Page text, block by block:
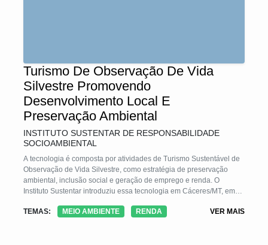
Turismo De Observação De Vida
Silvestre Promovendo
Desenvolvimento Local E
Preservação Ambiental
INSTITUTO SUSTENTAR DE RESPONSABILIDADE
SOCIOAMBIENTAL
A tecnologia é composta por atividades de Turismo Sustentável de
Observação de Vida Silvestre, como estratégia de preservação
ambiental, inclusão social e geração de emprego e renda. O
Instituto Sustentar introduziu essa tecnologia em Cáceres/MT, em
desenvolvimento do município e áreas do entorno, c/ a capacitação
TEMAS: MEIO AMBIENTE RENDA VER MAIS